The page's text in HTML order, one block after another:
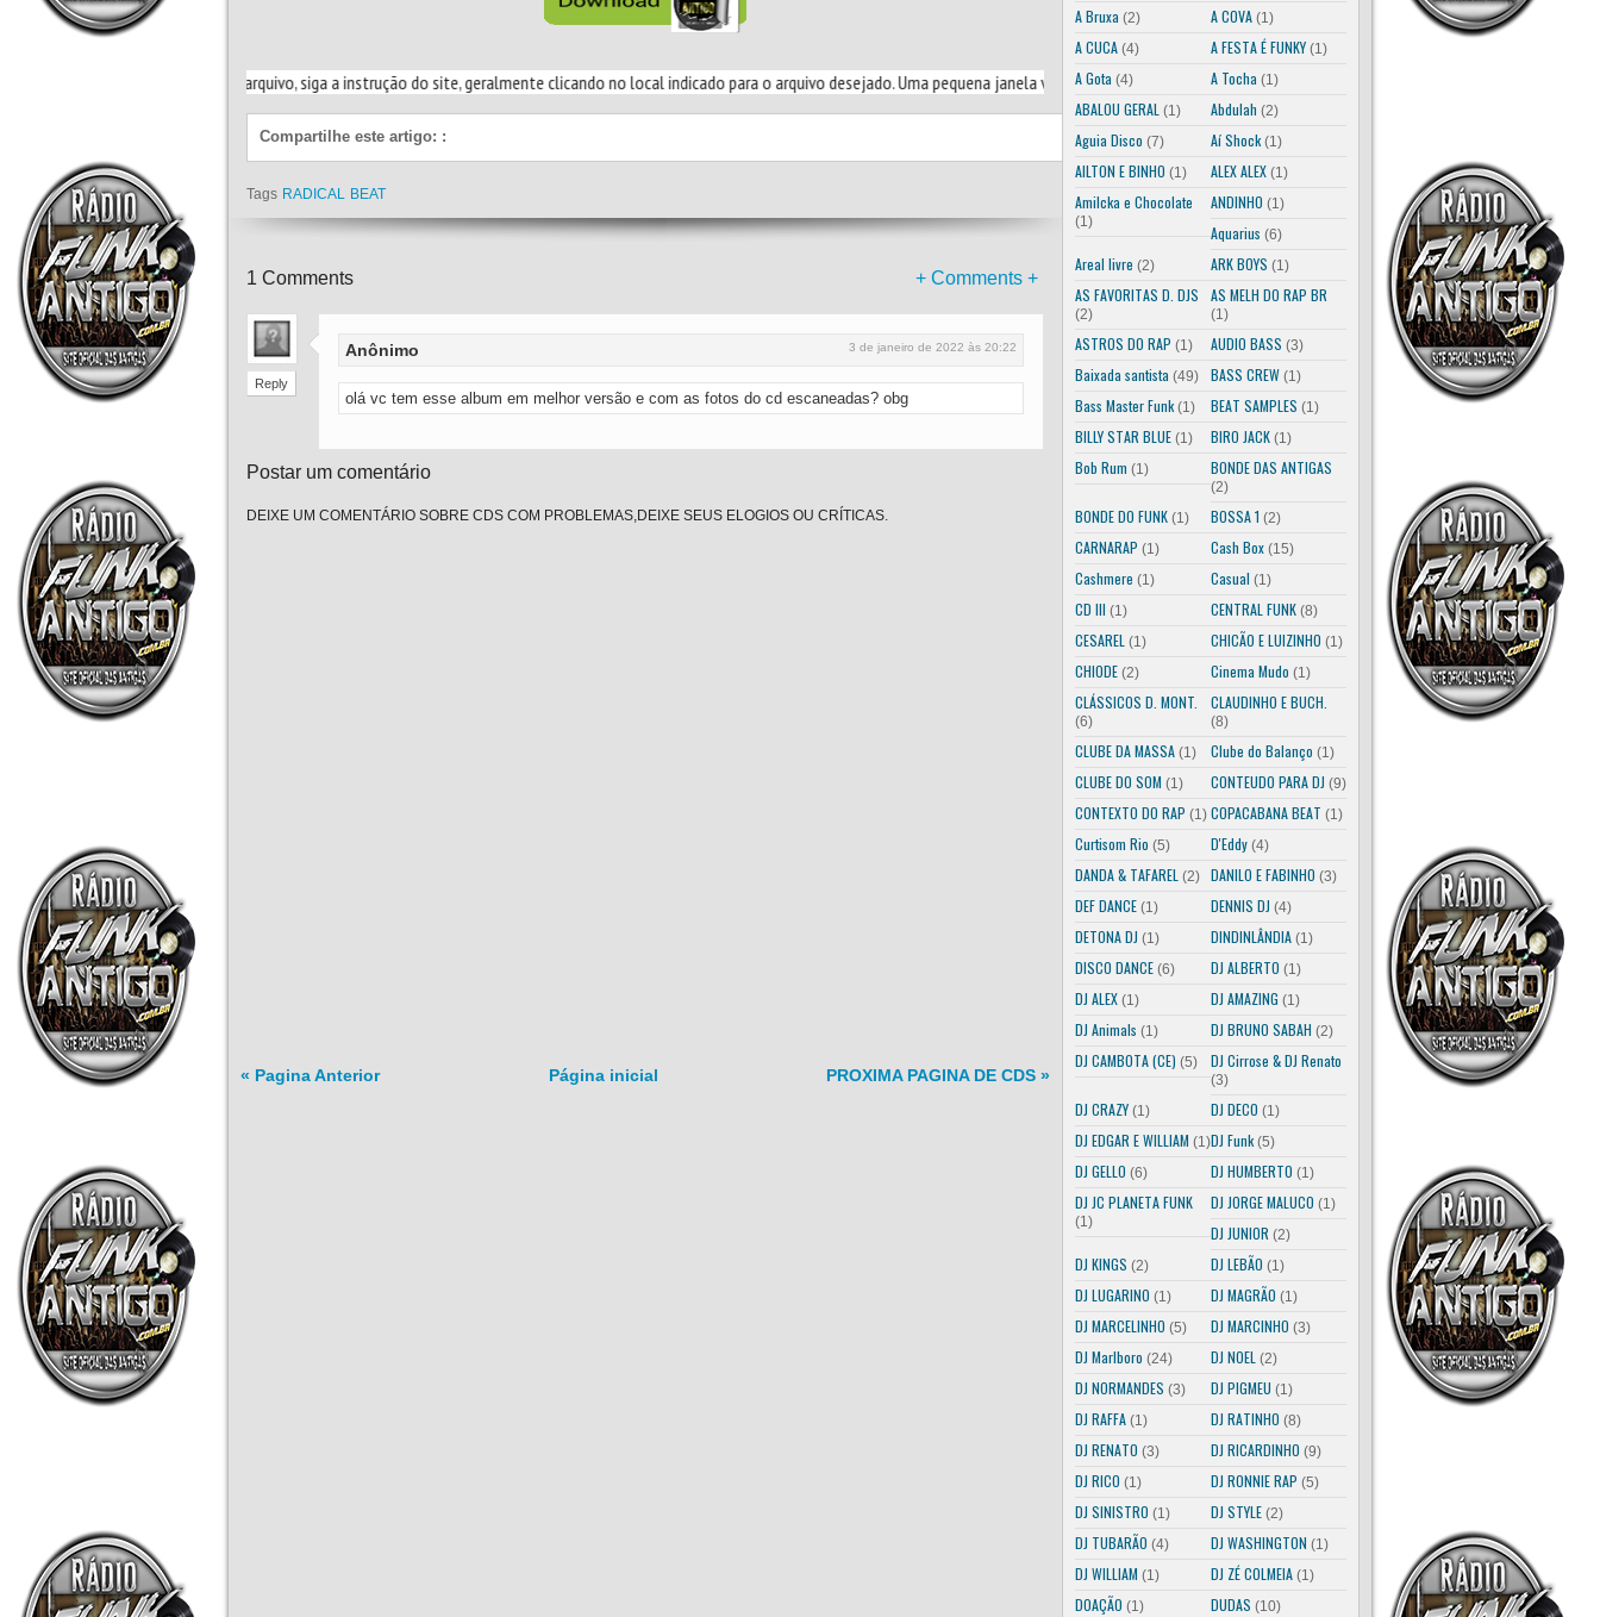
Para começar a baixar o arquivo, siga a instrução do site, geralmente clicando no local indicado para o arquivo desejado. Uma pequena janela vai se abrir e nela você deve informar que deseja salvar o arquivo e indicar a pasta na
Compartilhe este artigo: :
Tags RADICAL BEAT
+ Comments +
1 Comments
Reply
Anônimo 3 de janeiro de 2022 às 20:22
olá vc tem esse album em melhor versão e com as fotos do cd escaneadas? obg
Postar um comentário
DEIXE UM COMENTÁRIO SOBRE CDS COM PROBLEMAS,DEIXE SEUS ELOGIOS OU CRÍTICAS.
« Pagina Anterior PROXIMA PAGINA DE CDS »
Página inicial
A Bruxa (2) A COVA (1)
A CUCA (4) A FESTA É FUNKY (1)
A Gota (4) A Tocha (1)
ABALOU GERAL (1) Abdulah (2)
Aguia Disco (7) Aí Shock (1)
AILTON E BINHO (1) ALEX ALEX (1)
Amilcka e Chocolate
(1)
ANDINHO (1)
Aquarius (6)
Areal livre (2) ARK BOYS (1)
AS FAVORITAS D. DJS
(2)
AS MELH DO RAP BR
(1)
ASTROS DO RAP (1) AUDIO BASS (3)
Baixada santista (49) BASS CREW (1)
Bass Master Funk (1) BEAT SAMPLES (1)
BILLY STAR BLUE (1) BIRO JACK (1)
Bob Rum (1) BONDE DAS ANTIGAS
(2)
BONDE DO FUNK (1) BOSSA 1 (2)
CARNARAP (1) Cash Box (15)
Cashmere (1) Casual (1)
CD III (1) CENTRAL FUNK (8)
CESAREL (1) CHICÃO E LUIZINHO (1)
CHIODE (2) Cinema Mudo (1)
CLÁSSICOS D. MONT.
(6)
CLAUDINHO E BUCH.
(8)
CLUBE DA MASSA (1) Clube do Balanço (1)
CLUBE DO SOM (1) CONTEUDO PARA DJ (9)
CONTEXTO DO RAP (1) COPACABANA BEAT (1)
Curtisom Rio (5) D'Eddy (4)
DANDA & TAFAREL (2) DANILO E FABINHO (3)
DEF DANCE (1) DENNIS DJ (4)
DETONA DJ (1) DINDINLÂNDIA (1)
DISCO DANCE (6) DJ ALBERTO (1)
DJ ALEX (1) DJ AMAZING (1)
DJ Animals (1) DJ BRUNO SABAH (2)
DJ CAMBOTA (CE) (5) DJ Cirrose & DJ Renato
(3)
DJ CRAZY (1) DJ DECO (1)
DJ EDGAR E WILLIAM (1)DJ Funk (5)
DJ GELLO (6) DJ HUMBERTO (1)
DJ JC PLANETA FUNK
(1)
DJ JORGE MALUCO (1)
DJ JUNIOR (2)
DJ KINGS (2) DJ LEBÃO (1)
DJ LUGARINO (1) DJ MAGRÃO (1)
DJ MARCELINHO (5) DJ MARCINHO (3)
DJ Marlboro (24) DJ NOEL (2)
DJ NORMANDES (3) DJ PIGMEU (1)
DJ RAFFA (1) DJ RATINHO (8)
DJ RENATO (3) DJ RICARDINHO (9)
DJ RICO (1) DJ RONNIE RAP (5)
DJ SINISTRO (1) DJ STYLE (2)
DJ TUBARÃO (4) DJ WASHINGTON (1)
DJ WILLIAM (1) DJ ZÉ COLMEIA (1)
DOAÇÃO (1) DUDAS (10)